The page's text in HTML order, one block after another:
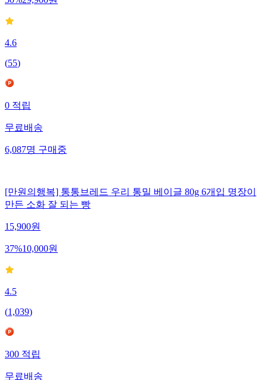
4.6
(55)
0 적립
무료배송
6,087명 구매중
[만원의행복] 통통브레드 우리 통밀 베이글 80g 6개입 명장이
만든 소화 잘 되는 빵
15,900원
37%10,000원
4.5
(1,039)
300적립
무료배송